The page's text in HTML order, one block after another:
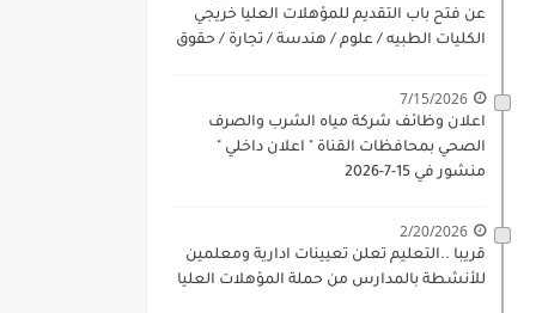
فني كهرباء / فني غلايات / فني غازات / فني سباك )
والتقديم حتي 17 يونيو 2026
عن فتح باب التقديم للمؤهلات العليا خريجي
الكليات الطبيه / علوم / هندسة / تجارة / حقوق
7/15/2026
اعلان وظائف شركة مياه الشرب والصرف
الصحي بمحافظات القناة " اعلان داخلي "
منشور في 15-7-2026
2/20/2026
قريبا ..التعليم تعلن تعيينات ادارية ومعلمين
للأنشطة بالمدارس من حملة المؤهلات العليا